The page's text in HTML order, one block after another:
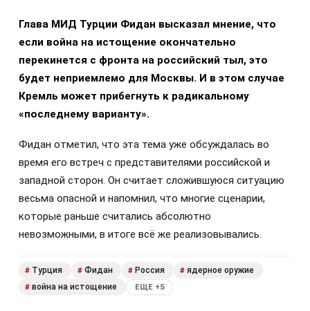
Глава МИД Турции Фидан высказал мнение, что
если война на истощение окончательно
перекинется с фронта на российский тыл, это
будет неприемлемо для Москвы. И в этом случае
Кремль может прибегнуть к радикальному
«последнему варианту».
Фидан отметил, что эта тема уже обсуждалась во
время его встреч с представителями российской и
западной сторон. Он считает сложившуюся ситуацию
весьма опасной и напомнил, что многие сценарии,
которые раньше считались абсолютно
невозможными, в итоге всё же реализовывались.
# Турция # Фидан # Россия # ядерное оружие
# война на истощение ЕЩЕ +5